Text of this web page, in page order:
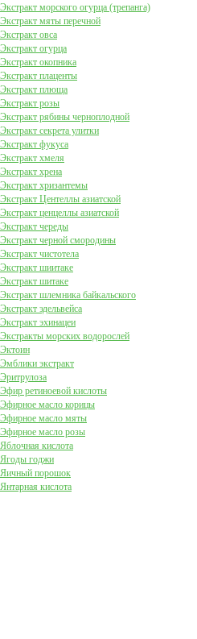
Экстракт морского огурца (трепанга)
Экстракт мяты перечной
Экстракт овса
Экстракт огурца
Экстракт окопника
Экстракт плаценты
Экстракт плюща
Экстракт розы
Экстракт рябины черноплодной
Экстракт секрета улитки
Экстракт фукуса
Экстракт хмеля
Экстракт хрена
Экстракт хризантемы
Экстракт Центеллы азиатской
Экстракт ценцеллы азиатской
Экстракт череды
Экстракт черной смородины
Экстракт чистотела
Экстракт шиитаке
Экстракт шитаке
Экстракт шлемника байкальского
Экстракт эдельвейса
Экстракт эхинацеи
Экстракты морских водорослей
Эктоин
Эмблики экстракт
Эритрулоза
Эфир ретиноевой кислоты
Эфирное масло корицы
Эфирное масло мяты
Эфирное масло розы
Яблочная кислота
Ягоды годжи
Яичный порошок
Янтарная кислота